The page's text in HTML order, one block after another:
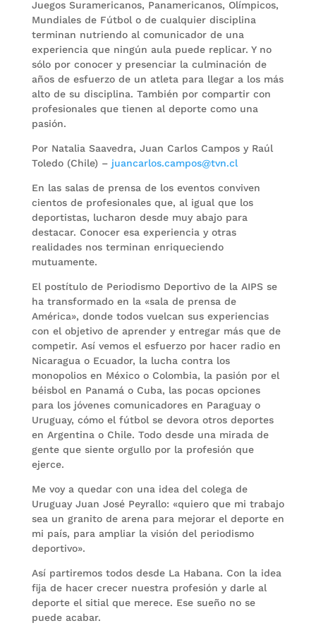
Juegos Suramericanos, Panamericanos, Olímpicos,
Mundiales de Fútbol o de cualquier disciplina
terminan nutriendo al comunicador de una
experiencia que ningún aula puede replicar. Y no
sólo por conocer y presenciar la culminación de
años de esfuerzo de un atleta para llegar a los más
alto de su disciplina. También por compartir con
profesionales que tienen al deporte como una
pasión.
Por Natalia Saavedra, Juan Carlos Campos y Raúl
Toledo (Chile) – juancarlos.campos@tvn.cl
En las salas de prensa de los eventos conviven
cientos de profesionales que, al igual que los
deportistas, lucharon desde muy abajo para
destacar. Conocer esa experiencia y otras
realidades nos terminan enriqueciendo
mutuamente.
El postítulo de Periodismo Deportivo de la AIPS se
ha transformado en la «sala de prensa de
América», donde todos vuelcan sus experiencias
con el objetivo de aprender y entregar más que de
competir. Así vemos el esfuerzo por hacer radio en
Nicaragua o Ecuador, la lucha contra los
monopolios en México o Colombia, la pasión por el
béisbol en Panamá o Cuba, las pocas opciones
para los jóvenes comunicadores en Paraguay o
Uruguay, cómo el fútbol se devora otros deportes
en Argentina o Chile. Todo desde una mirada de
gente que siente orgullo por la profesión que
ejerce.
Me voy a quedar con una idea del colega de
Uruguay Juan José Peyrallo: «quiero que mi trabajo
sea un granito de arena para mejorar el deporte en
mi país, para ampliar la visión del periodismo
deportivo».
Así partiremos todos desde La Habana. Con la idea
fija de hacer crecer nuestra profesión y darle al
deporte el sitial que merece. Ese sueño no se
puede acabar.